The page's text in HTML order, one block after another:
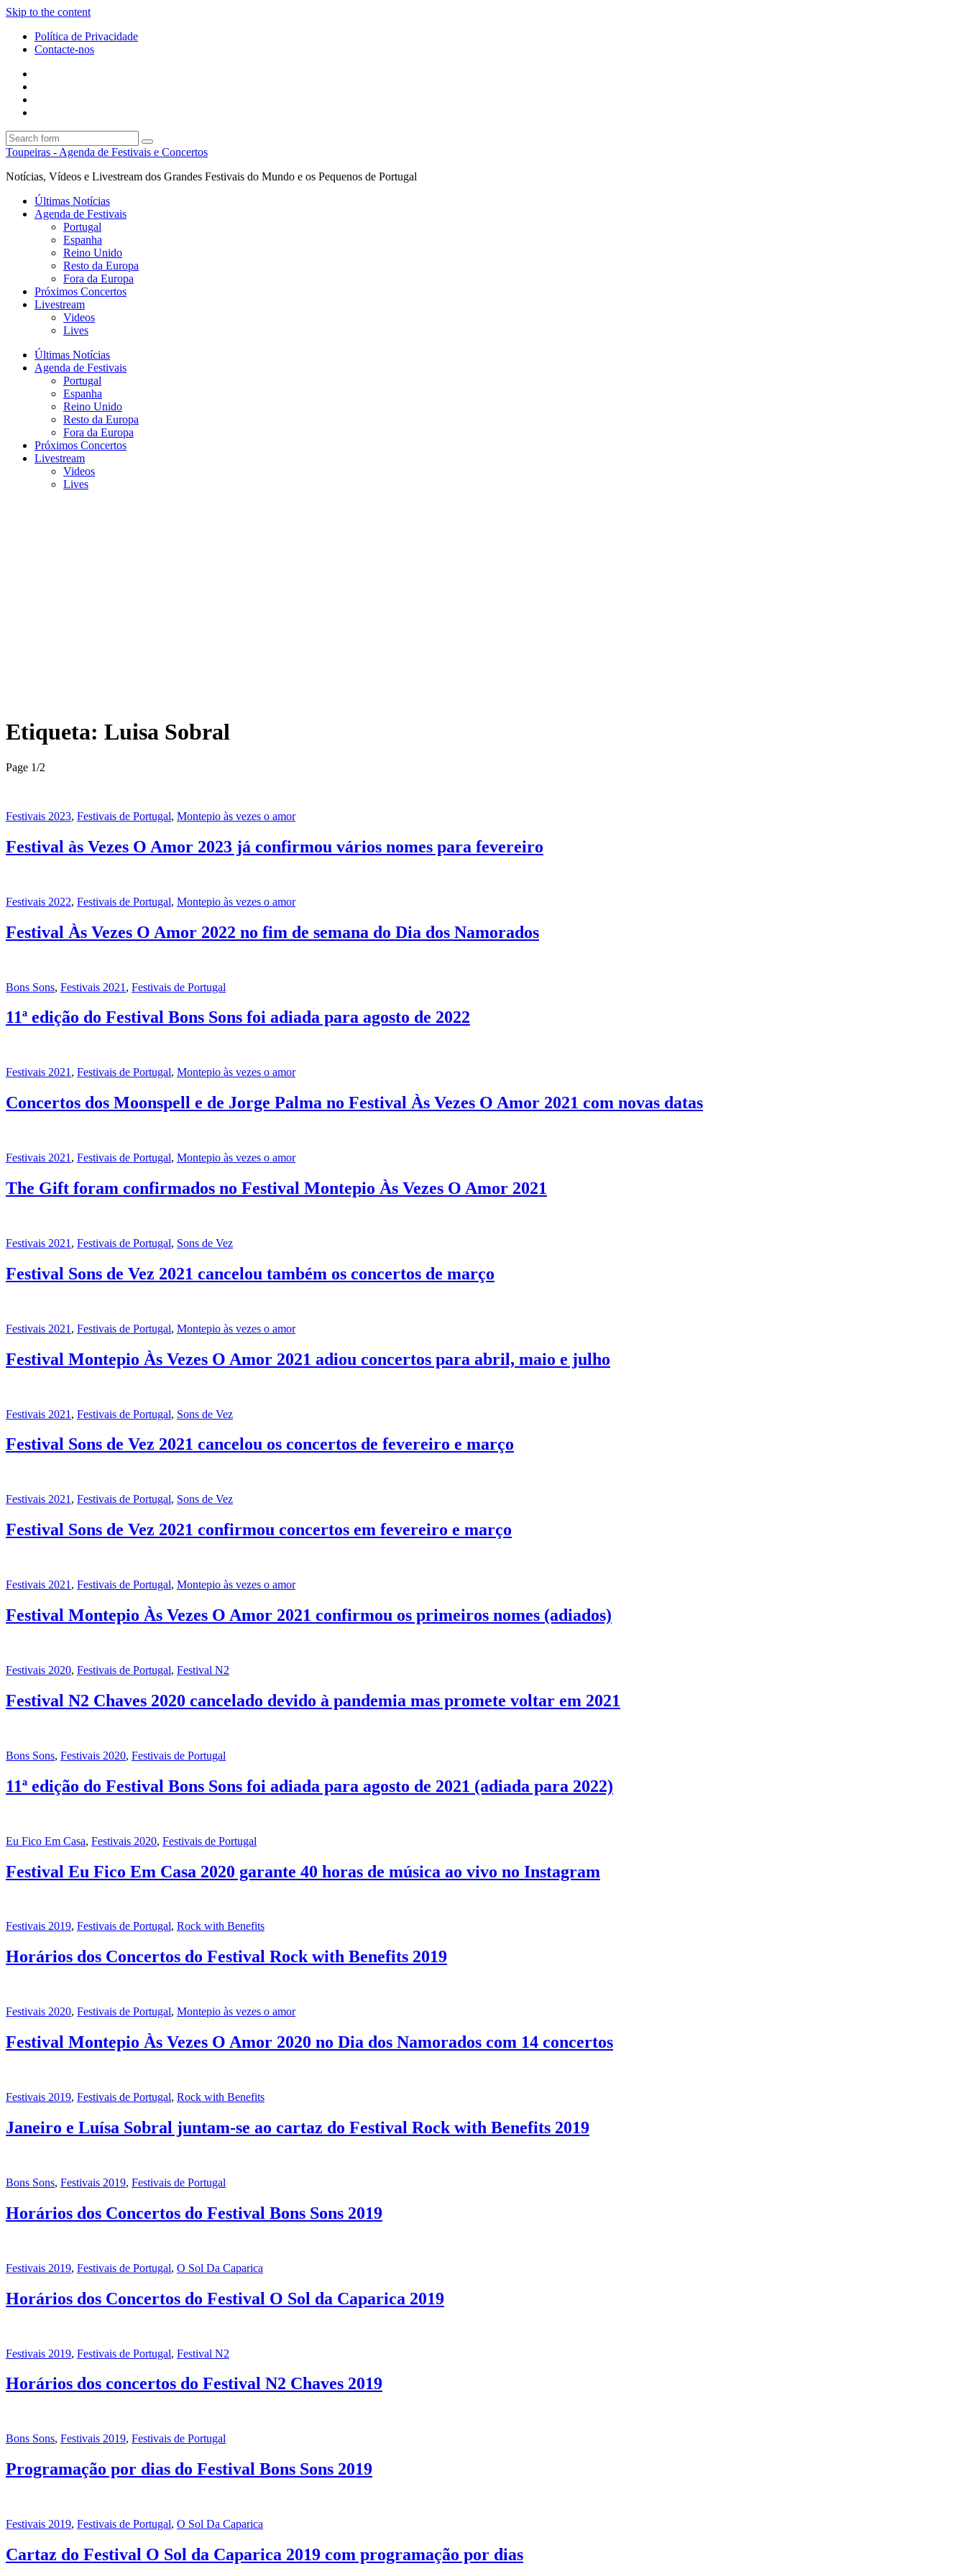
Skip to the content
Política de Privacidade
Contacte-nos
Search
Toupeiras - Agenda de Festivais e Concertos
Notícias, Vídeos e Livestream dos Grandes Festivais do Mundo e os Pequenos de Portugal
Últimas Notícias
Agenda de Festivais
Portugal
Espanha
Reino Unido
Resto da Europa
Fora da Europa
Próximos Concertos
Livestream
Videos
Lives
Últimas Notícias
Agenda de Festivais
Portugal
Espanha
Reino Unido
Resto da Europa
Fora da Europa
Próximos Concertos
Livestream
Videos
Lives
Etiqueta: Luisa Sobral
Page 1/2
Festivais 2023, Festivais de Portugal, Montepio às vezes o amor
Festival às Vezes O Amor 2023 já confirmou vários nomes para fevereiro
Festivais 2022, Festivais de Portugal, Montepio às vezes o amor
Festival Às Vezes O Amor 2022 no fim de semana do Dia dos Namorados
Bons Sons, Festivais 2021 , Festivais de Portugal
11ª edição do Festival Bons Sons foi adiada para agosto de 2022
Festivais 2021 , Festivais de Portugal, Montepio às vezes o amor
Concertos dos Moonspell e de Jorge Palma no Festival Às Vezes O Amor 2021 com novas datas
Festivais 2021 , Festivais de Portugal, Montepio às vezes o amor
The Gift foram confirmados no Festival Montepio Às Vezes O Amor 2021
Festivais 2021 , Festivais de Portugal, Sons de Vez
Festival Sons de Vez 2021 cancelou também os concertos de março
Festivais 2021 , Festivais de Portugal, Montepio às vezes o amor
Festival Montepio Às Vezes O Amor 2021 adiou concertos para abril, maio e julho
Festivais 2021 , Festivais de Portugal, Sons de Vez
Festival Sons de Vez 2021 cancelou os concertos de fevereiro e março
Festivais 2021 , Festivais de Portugal, Sons de Vez
Festival Sons de Vez 2021 confirmou concertos em fevereiro e março
Festivais 2021 , Festivais de Portugal, Montepio às vezes o amor
Festival Montepio Às Vezes O Amor 2021 confirmou os primeiros nomes (adiados)
Festivais 2020, Festivais de Portugal, Festival N2
Festival N2 Chaves 2020 cancelado devido à pandemia mas promete voltar em 2021
Bons Sons, Festivais 2020, Festivais de Portugal
11ª edição do Festival Bons Sons foi adiada para agosto de 2021 (adiada para 2022)
Eu Fico Em Casa, Festivais 2020, Festivais de Portugal
Festival Eu Fico Em Casa 2020 garante 40 horas de música ao vivo no Instagram
Festivais 2019, Festivais de Portugal, Rock with Benefits
Horários dos Concertos do Festival Rock with Benefits 2019
Festivais 2020, Festivais de Portugal, Montepio às vezes o amor
Festival Montepio Às Vezes O Amor 2020 no Dia dos Namorados com 14 concertos
Festivais 2019, Festivais de Portugal, Rock with Benefits
Janeiro e Luísa Sobral juntam-se ao cartaz do Festival Rock with Benefits 2019
Bons Sons, Festivais 2019, Festivais de Portugal
Horários dos Concertos do Festival Bons Sons 2019
Festivais 2019, Festivais de Portugal, O Sol Da Caparica
Horários dos Concertos do Festival O Sol da Caparica 2019
Festivais 2019, Festivais de Portugal, Festival N2
Horários dos concertos do Festival N2 Chaves 2019
Bons Sons, Festivais 2019, Festivais de Portugal
Programação por dias do Festival Bons Sons 2019
Festivais 2019, Festivais de Portugal, O Sol Da Caparica
Cartaz do Festival O Sol da Caparica 2019 com programação por dias